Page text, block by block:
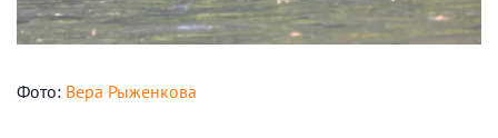
Фото: Вера Рыженкова